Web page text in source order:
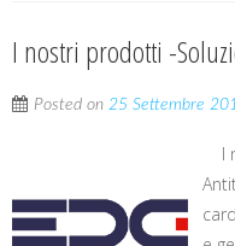
I nostri prodotti -
Posted on 25 Settembre
I